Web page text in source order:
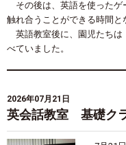
その後は、英語を使ったゲ
触れ合うことができる時間と
英語教室後に、園児たちは
べていました。
2026年07月21日
英会話教室 基礎ク